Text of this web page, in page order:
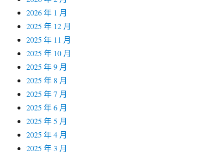
2026 年 1 月
2025 年 12 月
2025 年 11 月
2025 年 10 月
2025 年 9 月
2025 年 8 月
2025 年 7 月
2025 年 6 月
2025 年 5 月
2025 年 4 月
2025 年 3 月